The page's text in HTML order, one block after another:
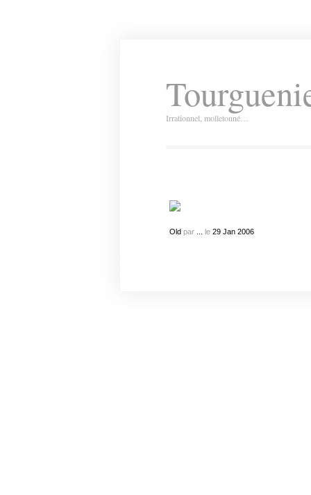
Irrationnel, molletonné…
Oldpar le 29 Jan 2006